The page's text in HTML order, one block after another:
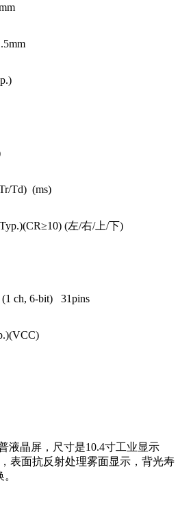
Td) (ms)
≥10) (左/右/上/下)
(1 ch, 6-bit) 31pins
液晶屏，尺寸是10.4寸工业显示
表面抗反射处理雾面显示，背光寿